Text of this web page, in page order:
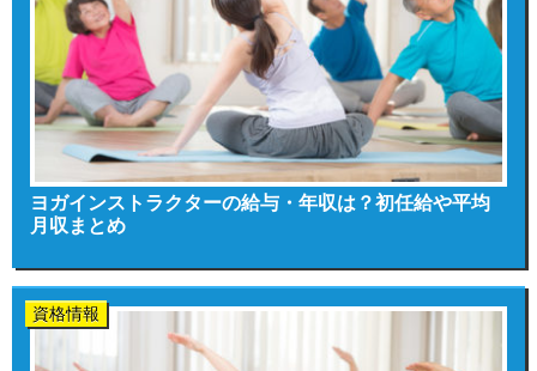
ヨガインストラクターの給与・年収は？初任給や平均
月収まとめ
資格情報